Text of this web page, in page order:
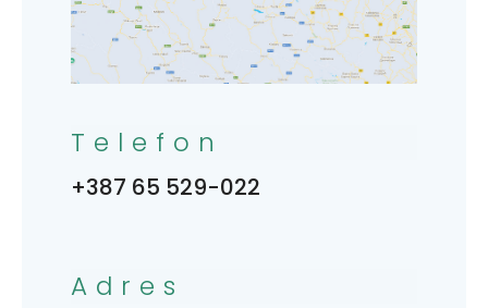
Telefon
+387 65 529-022
Adres